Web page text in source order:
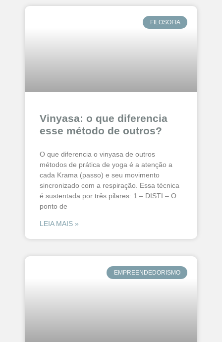
FILOSOFIA
Vinyasa: o que diferencia
esse método de outros?
O que diferencia o vinyasa de outros
métodos de prática de yoga é a atenção a
cada Krama (passo) e seu movimento
sincronizado com a respiração. Essa técnica
é sustentada por três pilares: 1 – DISTI – O
ponto de
LEIA MAIS »
EMPREENDEDORISMO